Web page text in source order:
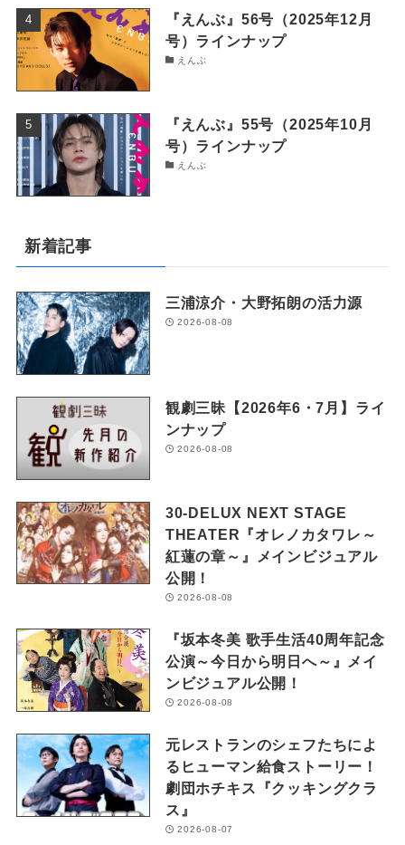
『えんぶ』56号（2025年12月
号）ラインナップ
えんぶ
『えんぶ』55号（2025年10月
号）ラインナップ
えんぶ
新着記事
三浦涼介・大野拓朗の活力源
2026-08-08
観劇三昧【2026年6・7月】ライ
ンナップ
2026-08-08
30-DELUX NEXT STAGE
THEATER『オレノカタワレ～
紅蓮の章～』メインビジュアル
公開！
2026-08-08
『坂本冬美 歌手生活40周年記念
公演～今日から明日へ～』メイ
ンビジュアル公開！
2026-08-08
元レストランのシェフたちによ
るヒューマン給食ストーリー！
劇団ホチキス『クッキングクラ
ス』
2026-08-07